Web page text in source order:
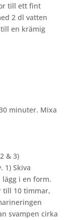
till ett fint
2 dl vatten
en krämig
minuter. Mixa
& 3)
1) Skiva
i en form.
till 10 timmar,
svampen cirka